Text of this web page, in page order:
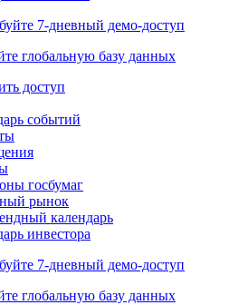
и процентные свопы
CDS
7-дневный
глобальную базу данных
доступ
событий
рынок
инвестора